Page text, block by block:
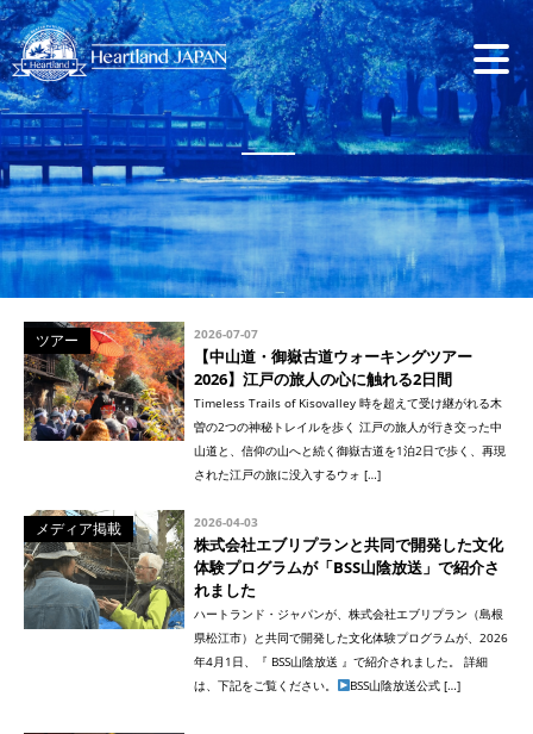
ツアー 2026-07-07
【中山道・御嶽古道ウォーキングツアー
2026】江戸の旅人の心に触れる2日間
Timeless Trails of Kisovalley 時を超えて受け継がれる木
曽の2つの神秘トレイルを歩く 江戸の旅人が行き交った中
山道と、信仰の山へと続く御嶽古道を1泊2日で歩く、再現
された江戸の旅に没入するウォ […]
メディア掲載 2026-04-03
株式会社エブリプランと共同で開発した文化
体験プログラムが「BSS山陰放送」で紹介さ
れました
ハートランド・ジャパンが、株式会社エブリプラン（島根
県松江市）と共同で開発した文化体験プログラムが、2026
年4月1日、『 BSS山陰放送 』で紹介されました。 詳細
は、下記をご覧ください。
BSS山陰放送公式 […]